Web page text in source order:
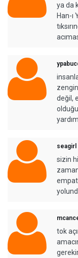
ya da
Han-
değil,
seagirl
sizin
tok